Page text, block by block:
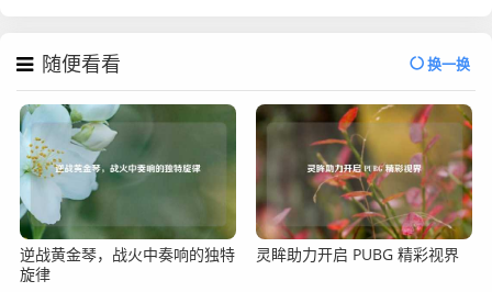
随便看看 换一换
逆战黄金琴，战火中奏响的独特
旋律
灵眸助力开启 PUBG 精彩视界